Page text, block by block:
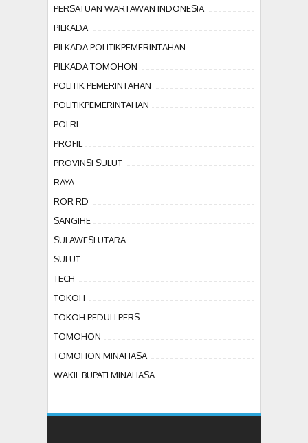
PERSATUAN WARTAWAN INDONESIA
PILKADA
PILKADA POLITIKPEMERINTAHAN
PILKADA TOMOHON
POLITIK PEMERINTAHAN
POLITIKPEMERINTAHAN
POLRI
PROFIL
PROVINSI SULUT
RAYA
ROR RD
SANGIHE
SULAWESI UTARA
SULUT
TECH
TOKOH
TOKOH PEDULI PERS
TOMOHON
TOMOHON MINAHASA
WAKIL BUPATI MINAHASA